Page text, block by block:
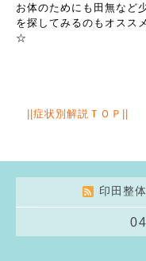
お体のためにも田無など
を探してみるのもオスス
☆
症状別解説ＴＯＰ
印田整